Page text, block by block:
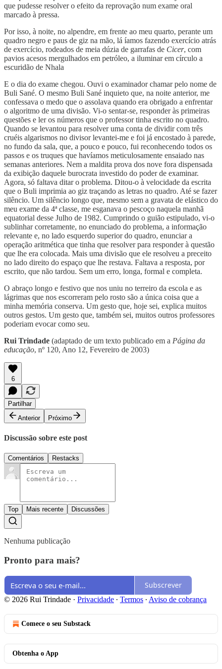
que pudesse resolver o efeito da reprovação num exame oral
marcado à pressa.
Por isso, à noite, no alpendre, em frente ao meu quarto, perante um
quadro negro e paus de giz na mão, lá íamos fazendo exercício atrás
de exercício, rodeados de meia dúzia de garrafas de Cicer, com
pavios acesos mergulhados em petróleo, a iluminar em círculo a
escuridão de Nhala
E o dia do exame chegou. Ouvi o examinador chamar pelo nome de
Buli Sané. O mesmo Buli Sané inquieto que, na noite anterior, me
confessava o medo que o assolava quando era obrigado a enfrentar
o algoritmo de uma divisão. Vi-o sentar-se, responder às primeiras
questões e ler os números que o professor tinha escrito no quadro.
Quando se levantou para resolver uma conta de dividir com três
cruéis algarismos no divisor levantei-me e foi já encostado à parede,
no fundo da sala, que, a pouco e pouco, fui reconhecendo todos os
passos e os truques que havíamos meticulosamente ensaiado nas
semanas anteriores. Nem a maldita prova dos nove fora dispensada
da exibição daquele burocrata investido do poder de examinar.
Agora, só faltava ditar o problema. Ditou-o à velocidade da escrita
que o Buli imprimia ao giz traçando as letras no quadro. Até se fazer
silêncio. Um silêncio longo que, mesmo sem a gravata de elástico do
meu exame da 4ª classe, me esganava o pescoço naquela manhã
equatorial desse Julho de 1982. Cumprindo o guião estipulado, vi-o
sublinhar corretamente, no enunciado do problema, a informação
relevante e, no lado esquerdo superior do quadro, enunciar a
operação aritmética que tinha que resolver para responder à questão
que lhe era colocada. Mais uma divisão que ele resolveu a preceito
no lado direito do espaço que lhe restava. Faltava a resposta, por
escrito, que não tardou. Sem um erro, longa, formal e completa.
O abraço longo e festivo que nos uniu no terreiro da escola e as
lágrimas que nos escorreram pelo rosto são a única coisa que a
minha memória conserva. Um gesto que, hoje sei, explica muitos
outros gestos. Um gesto que, também sei, muitos outros professores
poderiam evocar como seu.
Rui Trindade (adaptado de um texto publicado em a Página da
educação, nº 120, Ano 12, Fevereiro de 2003)
6
Partilhar
Anterior
Próximo
Discussão sobre este post
Comentários Restacks
Top Mais recente Discussões
Nenhuma publicação
Pronto para mais?
Subscrever
© 2026 Rui Trindade · Privacidade ∙ Termos ∙ Aviso de cobrança
Comece o seu Substack
Obtenha o App